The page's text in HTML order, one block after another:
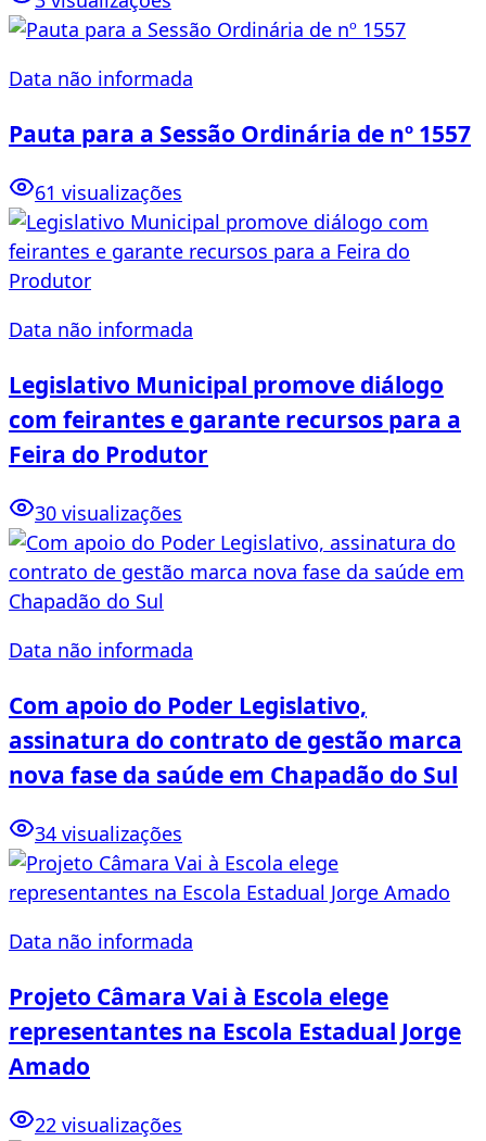
Data não informada
Pauta para a Sessão Ordinária de nº 1557
61 visualizações
Data não informada
Legislativo Municipal promove diálogo
com feirantes e garante recursos para a
Feira do Produtor
30 visualizações
Data não informada
Com apoio do Poder Legislativo,
assinatura do contrato de gestão marca
nova fase da saúde em Chapadão do Sul
34 visualizações
Data não informada
Projeto Câmara Vai à Escola elege
representantes na Escola Estadual Jorge
Amado
22 visualizações